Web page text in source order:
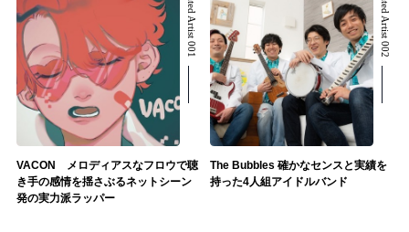
Related Artist 001
VACON メロディアスなフロウで聴
き手の感情を揺さぶるネットシーン
発の実力派ラッパー
Related Artist 002
The Bubbles 確かなセンスと実績を
持った4人組アイドルバンド